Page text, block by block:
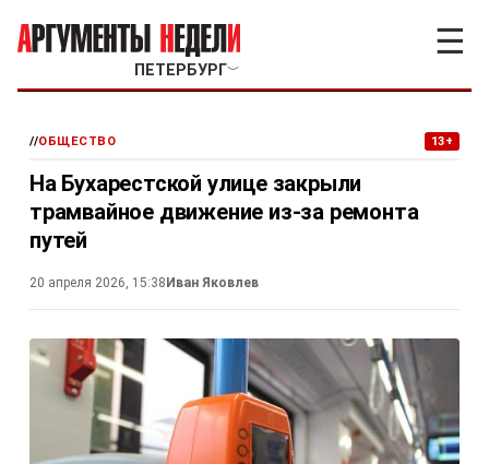
ПЕТЕРБУРГ﹀
☰
//ОБЩЕСТВО 13+
На Бухарестской улице закрыли
трамвайное движение из-за ремонта
путей
20 апреля 2026, 15:38 Иван Яковлев